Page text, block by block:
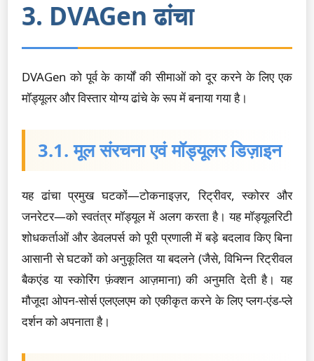
3. DVAGen ढांचा
DVAGen को पूर्व के कार्यों की सीमाओं को दूर करने के लिए एक
मॉड्यूलर और विस्तार योग्य ढांचे के रूप में बनाया गया है।
3.1. मूल संरचना एवं मॉड्यूलर डिज़ाइन
यह ढांचा प्रमुख घटकों—टोकनाइज़र, रिट्रीवर, स्कोरर और
जनरेटर—को स्वतंत्र मॉड्यूल में अलग करता है। यह मॉड्यूलरिटी
शोधकर्ताओं और डेवलपर्स को पूरी प्रणाली में बड़े बदलाव किए बिना
आसानी से घटकों को अनुकूलित या बदलने (जैसे, विभिन्न रिट्रीवल
बैकएंड या स्कोरिंग फ़ंक्शन आज़माना) की अनुमति देती है। यह
मौजूदा ओपन-सोर्स एलएलएम को एकीकृत करने के लिए प्लग-एंड-प्ले
दर्शन को अपनाता है।